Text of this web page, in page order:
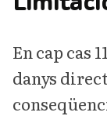
En cap cas
danys